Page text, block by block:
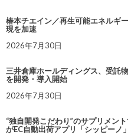
椿本チエイン／再生可能エネルギ
現を加速
2026年7月30日
三井倉庫ホールディングス、受託
を開発・導入開始
2026年7月30日
“独自開発こだわり”のサプリメン
がEC自動出荷アプリ「シッピーノ